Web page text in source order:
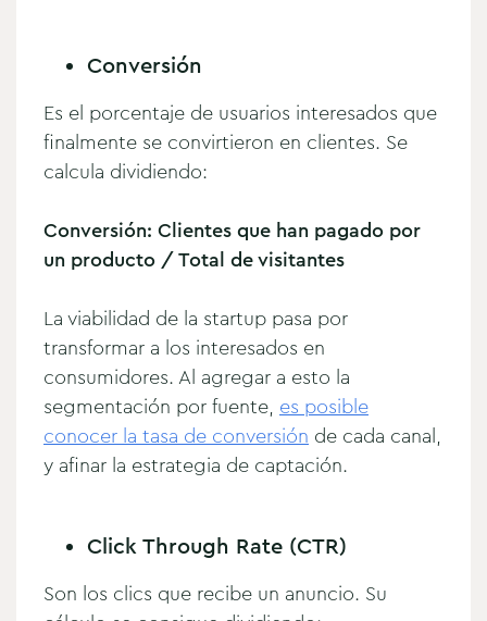
Conversión
Es el porcentaje de usuarios interesados que
finalmente se convirtieron en clientes. Se
calcula dividiendo:
Conversión: Clientes que han pagado por
un producto / Total de visitantes
La viabilidad de la startup pasa por
transformar a los interesados en
consumidores. Al agregar a esto la
segmentación por fuente, es posible
conocer la tasa de conversión de cada canal,
y afinar la estrategia de captación.
Click Through Rate (CTR)
Son los clics que recibe un anuncio. Su